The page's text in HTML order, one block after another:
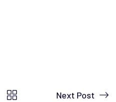
Next Post